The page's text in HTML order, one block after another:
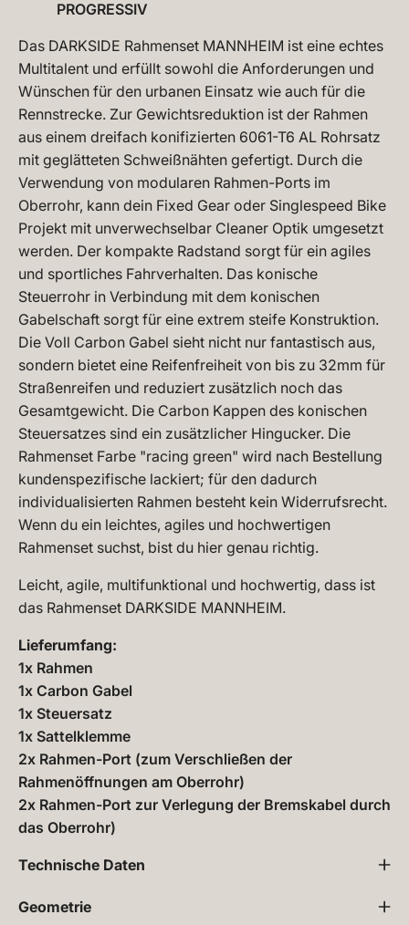
PROGRESSIV
Das DARKSIDE Rahmenset MANNHEIM ist eine echtes
Multitalent und erfüllt sowohl die Anforderungen und
Wünschen für den urbanen Einsatz wie auch für die
Rennstrecke. Zur Gewichtsreduktion ist der Rahmen
aus einem dreifach konifizierten 6061-T6 AL Rohrsatz
mit geglätteten Schweißnähten gefertigt. Durch die
Verwendung von modularen Rahmen-Ports im
Oberrohr, kann dein Fixed Gear oder Singlespeed Bike
Projekt mit unverwechselbar Cleaner Optik umgesetzt
werden. Der kompakte Radstand sorgt für ein agiles
und sportliches Fahrverhalten. Das konische
Steuerrohr in Verbindung mit dem konischen
Gabelschaft sorgt für eine extrem steife Konstruktion.
Die Voll Carbon Gabel sieht nicht nur fantastisch aus,
sondern bietet eine Reifenfreiheit von bis zu 32mm für
Straßenreifen und reduziert zusätzlich noch das
Gesamtgewicht. Die Carbon Kappen des konischen
Steuersatzes sind ein zusätzlicher Hingucker. Die
Rahmenset Farbe "racing green" wird nach Bestellung
kundenspezifische lackiert; für den dadurch
individualisierten Rahmen besteht kein Widerrufsrecht.
Wenn du ein leichtes, agiles und hochwertigen
Rahmenset suchst, bist du hier genau richtig.
Leicht, agile, multifunktional und hochwertig, dass ist
das Rahmenset DARKSIDE MANNHEIM.
Lieferumfang:
1x Rahmen
1x Carbon Gabel
1x Steuersatz
1x Sattelklemme
2x Rahmen-Port (zum Verschließen der
Rahmenöffnungen am Oberrohr)
2x Rahmen-Port zur Verlegung der Bremskabel durch
das Oberrohr)
Technische Daten
Geometrie